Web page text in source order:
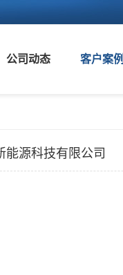
公司动态 客户案例
能源科技有限公司